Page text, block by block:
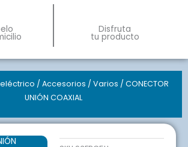
Disfruta
tu producto
/ Accesorios / Varios / CONECTOR
UNIÓN COAXIAL